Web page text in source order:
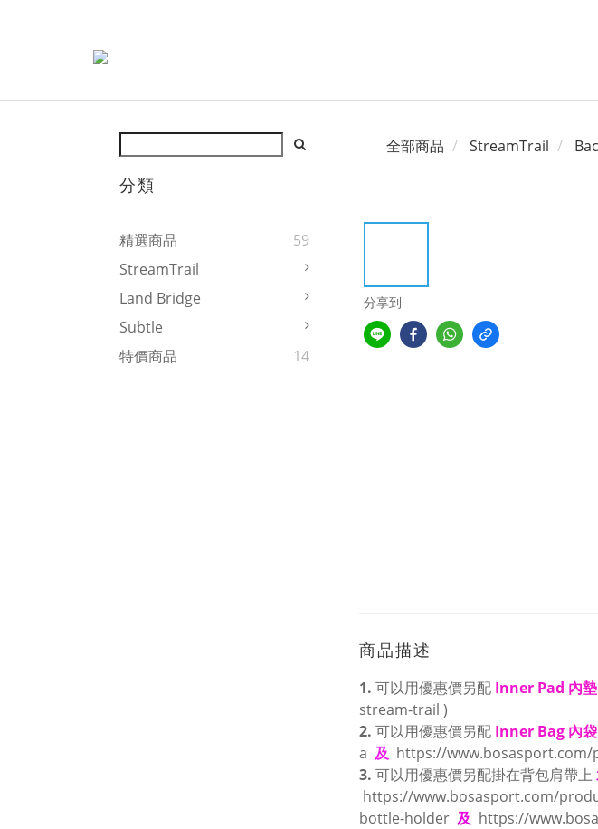
分類
精選商品
59
StreamTrail
Land Bridge
Subtle
特價商品
14
全部商品 StreamTrail
分享到
商品描述
1. 可以用優惠價另配 Inner Pad 內墊
stream-trail )
2. 可以用優惠價另配 Inner Bag 內袋
a 及 https://
3. 可以用優惠價另配掛在背包肩帶上
https://www.bosasport.com/
bottle-holder 及 https://